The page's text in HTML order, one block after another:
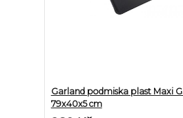
Garland podmiska plast Maxi
79x40x5 cm